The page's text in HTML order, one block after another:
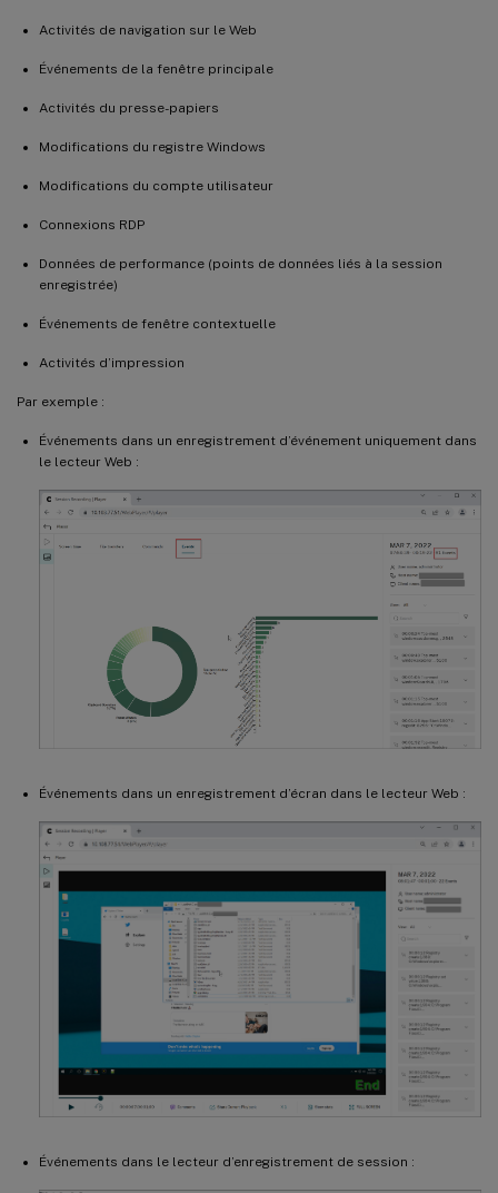
Activités de navigation sur le Web
Événements de la fenêtre principale
Activités du presse-papiers
Modifications du registre Windows
Modifications du compte utilisateur
Connexions RDP
Données de performance (points de données liés à la session
enregistrée)
Événements de fenêtre contextuelle
Activités d’impression
Par exemple :
Événements dans un enregistrement d’événement uniquement dans
le lecteur Web :
Événements dans un enregistrement d’écran dans le lecteur Web :
Événements dans le lecteur d’enregistrement de session :